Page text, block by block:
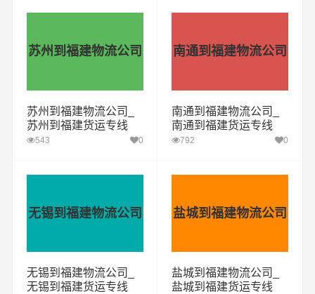
苏州到福建物流公司
苏州到福建物流公司_
苏州到福建货运专线
543 0
南通到福建物流公司
南通到福建物流公司_
南通到福建货运专线
792 0
无锡到福建物流公司
无锡到福建物流公司_
无锡到福建货运专线
盐城到福建物流公司
盐城到福建物流公司_
盐城到福建货运专线